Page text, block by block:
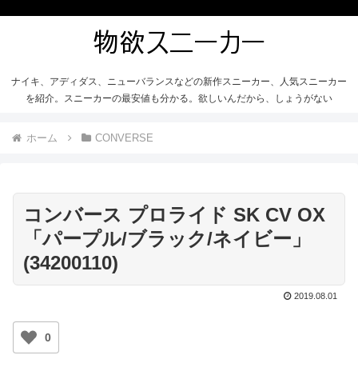
ナイキ、アディダス、ニューバランスなどの新作スニーカー、人気スニーカー
を紹介。スニーカーの最安値も分かる。欲しいんだから、しょうがない
ホーム CONVERSE
コンバース プロライド SK CV OX
「パープル/ブラック/ネイビー」
(34200110)
2019.08.01
0